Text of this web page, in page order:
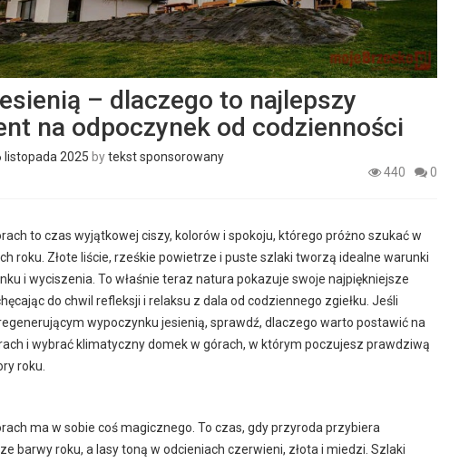
– dlaczego to najlepszy
na odpoczynek od codzienności
listopada 2025 bytekst sponsorowany
440
0
to czas wyjątkowej ciszy, kolorów i spokoju, którego próżno szukać w
roku. Złote liście, rześkie powietrze i puste szlaki tworzą idealne warunki
i wyciszenia. To właśnie teraz natura pokazuje swoje najpiękniejsze
do chwil refleksji i relaksu z dala od codziennego zgiełku. Jeśli
wypoczynku jesienią, sprawdź, dlaczego warto postawić na
i wybrać klimatyczny domek w górach, w którym poczujesz prawdziwą
roku.
ma w sobie coś magicznego. To czas, gdy przyroda przybiera
barwy roku, a lasy toną w odcieniach czerwieni, złota i miedzi. Szlaki